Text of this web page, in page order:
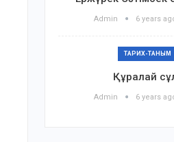
Admin 6 years
ТАРИХ-ТАНЫМ
Құралай
Admin 6 years